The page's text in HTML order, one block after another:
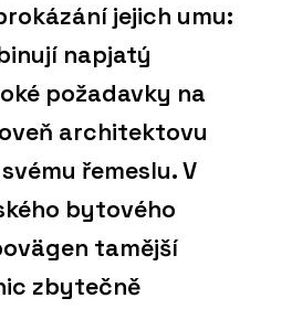
jejich umu:
napjatý
požadavky na
architektovu
řemeslu. V
bytového
tamější
zbytečně